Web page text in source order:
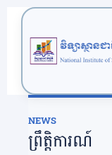
Skip
content
NEWS
ព្រឹត្តិការណ៍